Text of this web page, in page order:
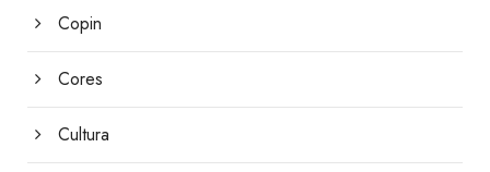
Copin
Cores
Cultura